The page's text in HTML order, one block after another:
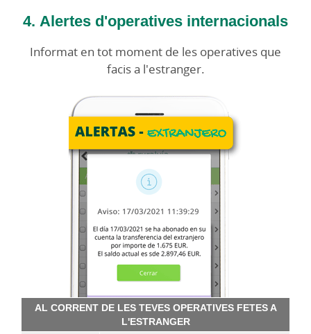
4. Alertes d'operatives internacionals
Informat en tot moment de les operatives que
facis a l'estranger.
AL CORRENT DE LES TEVES OPERATIVES FETES A
L'ESTRANGER